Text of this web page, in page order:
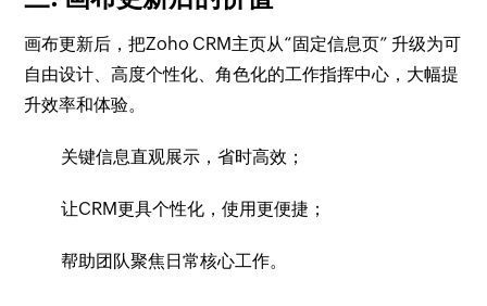
画布更新后，把Zoho CRM主页从“固定信息页” 升级为可
自由设计、高度个性化、角色化的工作指挥中心，大幅提
升效率和体验。
关键信息直观展示，省时高效；
让CRM更具个性化，使用更便捷；
帮助团队聚焦日常核心工作。